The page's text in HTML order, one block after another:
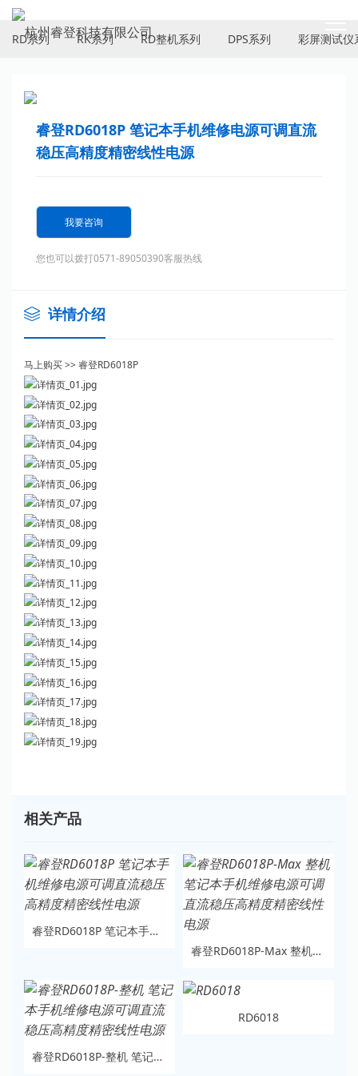
PRODUCTS
RD系列 RK系列 RD整机系列 DPS系列 彩屏测试仪
睿登RD6018P 笔记本手机维修电源可调直流
稳压高精度精密线性电源
我要咨询
您也可以拨打0571-89050390客服热线
详情介绍
马上购买 >> 睿登RD6018P
相关产品
睿登RD6018P 笔记本手机维修电源可调直流稳压高精度精密线性电源
睿登RD6018P-Max 整机笔记本手机维修电源可调直流稳压高精度精密线性电源
睿登RD6018P-整机 笔记本手机维修电源可调直流稳压高精度精密线性电源
RD6018